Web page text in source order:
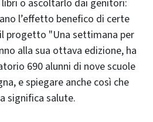
o ascoltarlo dai genitori:
l’effetto benefico di certe
progetto "Una settimana per
alla sua ottava edizione, ha
690 alunni di nove scuole
e spiegare anche così che
significa salute.